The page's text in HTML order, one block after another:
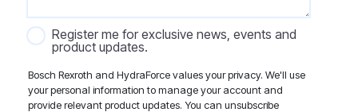
Register me for exclusive news, events and
product updates.
Bosch Rexroth and HydraForce values your privacy. We'll use
your personal information to manage your account and
provide relevant product updates. You can unsubscribe